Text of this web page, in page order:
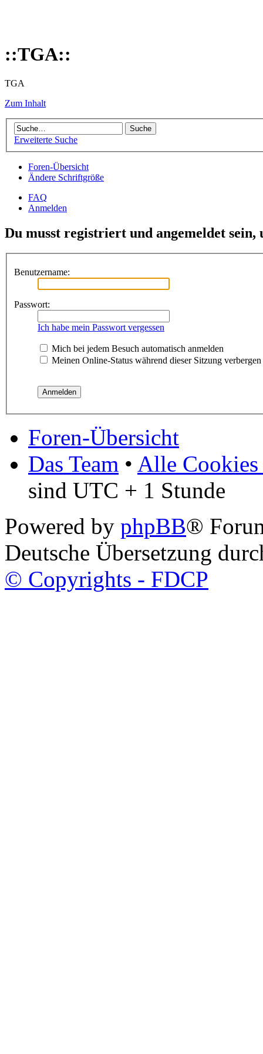
::TGA::
TGA
Zum Inhalt
Erweiterte Suche
Foren-Übersicht
Ändere Schriftgröße
FAQ
Anmelden
Du musst registriert und angemeldet sein,
Benutzername:
Passwort:
Ich habe mein Passwort vergessen
Mich bei jedem Besuch automatisch anmelden
Meinen Online-Status während dieser Sitzung verbergen
Foren-Übersicht
Das Team • Alle Cookies
sind UTC + 1 Stunde
Powered by phpBB®
Deutsche Übersetzung
© Copyrights - FDCP